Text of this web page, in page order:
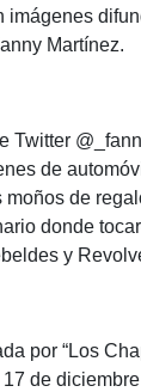
imágenes
Martínez.
Twitter
de
de
donde
y
por “Los
de